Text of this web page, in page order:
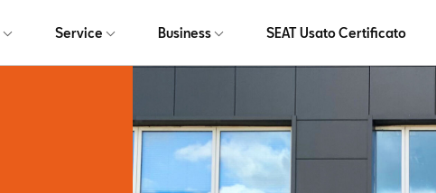
Service Business SEAT Usato Certificato